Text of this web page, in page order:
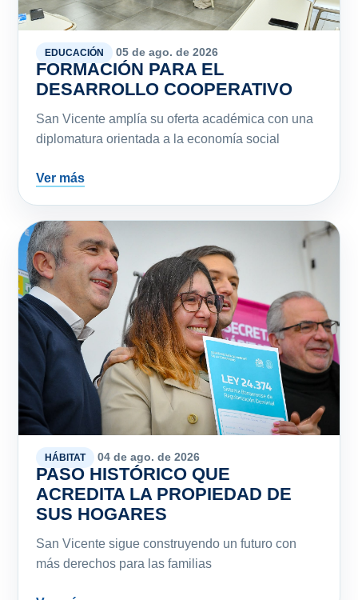
EDUCACIÓN 05 de ago. de 2026
FORMACIÓN PARA EL
DESARROLLO COOPERATIVO
San Vicente amplía su oferta académica con una
Ver más
HÁBITAT 04 de ago. de 2026
PASO HISTÓRICO QUE
ACREDITA LA PROPIEDAD DE
SUS HOGARES
San Vicente sigue construyendo un futuro con
Ver más